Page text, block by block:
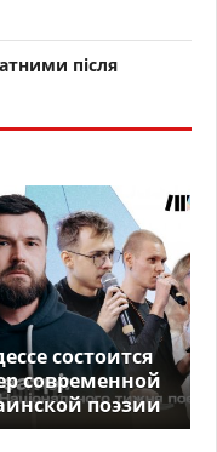
після
состоится
современной
поэзии